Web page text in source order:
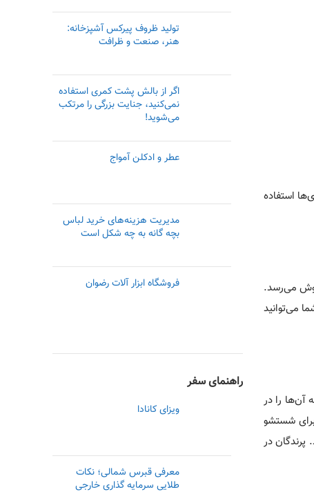
استفاده
می‌رسد.
می‌توانید
آن‌ها را در
شستشو
در
تولید ظروف پیرکس آشپزخانه:
هنر، صنعت و ظرافت
اگر از بالش پشت کمری استفاده
نمی‌کنید، جنایت بزرگی را مرتکب
می‌شوید!
عطر و ادکلن آمواج
مدیریت هزینه‌های خرید لباس
بچه گانه به چه شکل است
فروشگاه ابزار آلات رضوان
راهنمای سفر
ویزای کانادا
معرفی قبرس شمالی؛ نکات
طلایی سرمایه گذاری خارجی